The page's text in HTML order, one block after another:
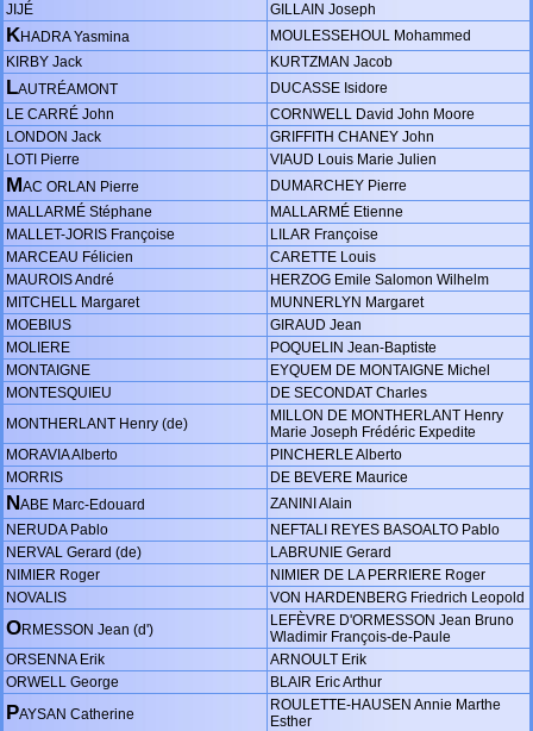
JIJÉ
GILLAIN Joseph
KHADRA Yasmina
MOULESSEHOUL Mohammed
KIRBY Jack
KURTZMAN Jacob
LAUTRÉAMONT
DUCASSE Isidore
LE CARRÉ John
CORNWELL David John Moore
LONDON Jack
GRIFFITH CHANEY John
LOTI Pierre
VIAUD Louis Marie Julien
MAC ORLAN Pierre
DUMARCHEY Pierre
MALLARMÉ Stéphane
MALLARMÉ Etienne
MALLET-JORIS Françoise
LILAR Françoise
MARCEAU Félicien
CARETTE Louis
MAUROIS André
HERZOG Emile Salomon Wilhelm
MITCHELL Margaret
MUNNERLYN Margaret
MOEBIUS
GIRAUD Jean
MOLIERE
POQUELIN Jean-Baptiste
MONTAIGNE
EYQUEM DE MONTAIGNE Michel
MONTESQUIEU
DE SECONDAT Charles
MONTHERLANT Henry (de)
MILLON DE MONTHERLANT Henry
Marie Joseph Frédéric Expedite
MORAVIA Alberto
PINCHERLE Alberto
MORRIS
DE BEVERE Maurice
NABE Marc-Edouard
ZANINI Alain
NERUDA Pablo
NEFTALI REYES BASOALTO Pablo
NERVAL Gerard (de)
LABRUNIE Gerard
NIMIER Roger
NIMIER DE LA PERRIERE Roger
NOVALIS
VON HARDENBERG Friedrich Leopold
ORMESSON Jean (d')
LEFÈVRE D'ORMESSON Jean Bruno
Wladimir François-de-Paule
ORSENNA Erik
ARNOULT Erik
ORWELL George
BLAIR Eric Arthur
PAYSAN Catherine
ROULETTE-HAUSEN Annie Marthe
Esther